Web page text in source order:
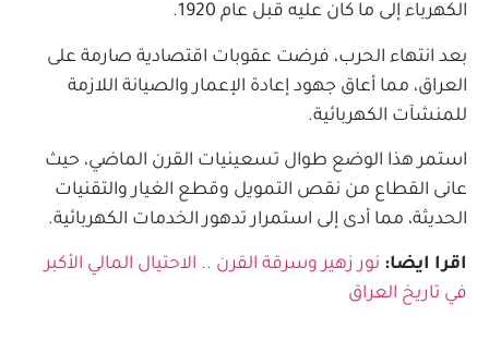
الكهرباء إلى ما كان عليه قبل عام 1920.
بعد انتهاء الحرب، فرضت عقوبات اقتصادية صارمة على
العراق، مما أعاق جهود إعادة الإعمار والصيانة اللازمة
للمنشآت الكهربائية.
استمر هذا الوضع طوال تسعينيات القرن الماضي، حيث
عانى القطاع من نقص التمويل وقطع الغيار والتقنيات
الحديثة، مما أدى إلى استمرار تدهور الخدمات الكهربائية.
اقرا ايضا: نور زهير وسرقة القرن .. الاحتيال المالي الأكبر
في تاريخ العراق